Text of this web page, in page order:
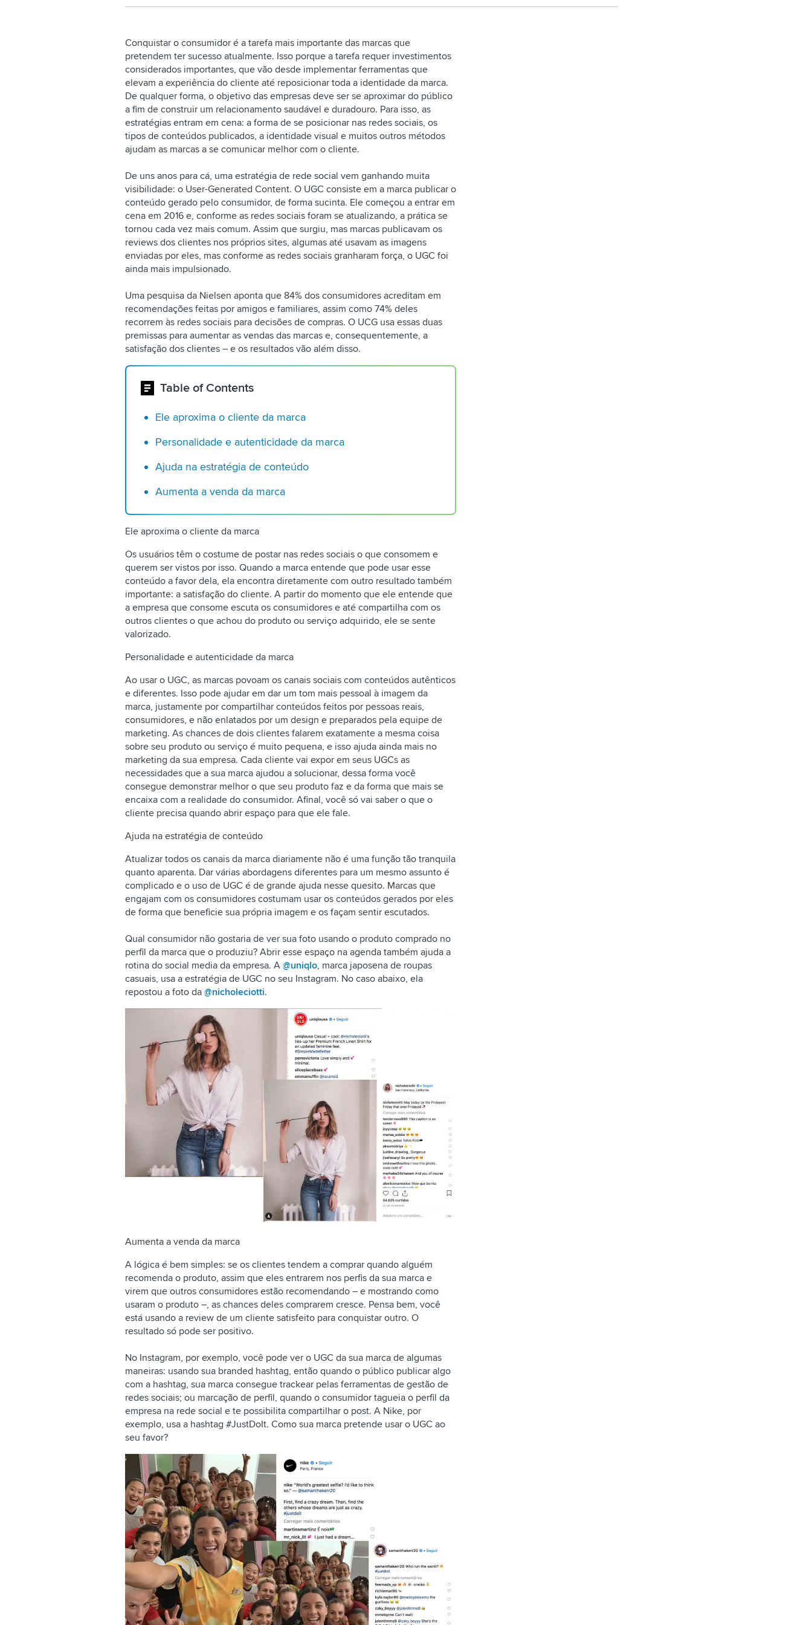
Conquistar o consumidor é a tarefa mais importante das marcas que
pretendem ter sucesso atualmente. Isso porque a tarefa requer investimentos
considerados importantes, que vão desde implementar ferramentas que
elevam a experiência do cliente até reposicionar toda a identidade da marca.
De qualquer forma, o objetivo das empresas deve ser se aproximar do público
a fim de construir um relacionamento saudável e duradouro. Para isso, as
estratégias entram em cena: a forma de se posicionar nas redes sociais, os
tipos de conteúdos publicados, a identidade visual e muitos outros métodos
ajudam as marcas a se comunicar melhor com o cliente.
De uns anos para cá, uma estratégia de rede social vem ganhando muita
visibilidade: o User-Generated Content. O UGC consiste em a marca publicar o
conteúdo gerado pelo consumidor, de forma sucinta. Ele começou a entrar em
cena em 2016 e, conforme as redes sociais foram se atualizando, a prática se
tornou cada vez mais comum. Assim que surgiu, mas marcas publicavam os
reviews dos clientes nos próprios sites, algumas até usavam as imagens
enviadas por eles, mas conforme as redes sociais granharam força, o UGC foi
ainda mais impulsionado.
Uma pesquisa da Nielsen aponta que 84% dos consumidores acreditam em
recomendações feitas por amigos e familiares, assim como 74% deles
recorrem às redes sociais para decisões de compras. O UCG usa essas duas
premissas para aumentar as vendas das marcas e, consequentemente, a
satisfação dos clientes – e os resultados vão além disso.
Table of Contents
Ele aproxima o cliente da marca
Personalidade e autenticidade da marca
Ajuda na estratégia de conteúdo
Aumenta a venda da marca
Ele aproxima o cliente da marca
Os usuários têm o costume de postar nas redes sociais o que consomem e
querem ser vistos por isso. Quando a marca entende que pode usar esse
conteúdo a favor dela, ela encontra diretamente com outro resultado também
importante: a satisfação do cliente. A partir do momento que ele entende que
a empresa que consome escuta os consumidores e até compartilha com os
outros clientes o que achou do produto ou serviço adquirido, ele se sente
valorizado.
Personalidade e autenticidade da marca
Ao usar o UGC, as marcas povoam os canais sociais com conteúdos autênticos
e diferentes. Isso pode ajudar em dar um tom mais pessoal à imagem da
marca, justamente por compartilhar conteúdos feitos por pessoas reais,
consumidores, e não enlatados por um design e preparados pela equipe de
marketing. As chances de dois clientes falarem exatamente a mesma coisa
sobre seu produto ou serviço é muito pequena, e isso ajuda ainda mais no
marketing da sua empresa. Cada cliente vai expor em seus UGCs as
necessidades que a sua marca ajudou a solucionar, dessa forma você
consegue demonstrar melhor o que seu produto faz e da forma que mais se
encaixa com a realidade do consumidor. Afinal, você só vai saber o que o
cliente precisa quando abrir espaço para que ele fale.
Ajuda na estratégia de conteúdo
Atualizar todos os canais da marca diariamente não é uma função tão tranquila
quanto aparenta. Dar várias abordagens diferentes para um mesmo assunto é
complicado e o uso de UGC é de grande ajuda nesse quesito. Marcas que
engajam com os consumidores costumam usar os conteúdos gerados por eles
de forma que beneficie sua própria imagem e os façam sentir escutados.
Qual consumidor não gostaria de ver sua foto usando o produto comprado no
perfil da marca que o produziu? Abrir esse espaço na agenda também ajuda a
rotina do social media da empresa. A @uniqlo, marca japosena de roupas
casuais, usa a estratégia de UGC no seu Instagram. No caso abaixo, ela
repostou a foto da @nicholeciotti.
Aumenta a venda da marca
A lógica é bem simples: se os clientes tendem a comprar quando alguém
recomenda o produto, assim que eles entrarem nos perfis da sua marca e
virem que outros consumidores estão recomendando – e mostrando como
usaram o produto –, as chances deles comprarem cresce. Pensa bem, você
está usando a review de um cliente satisfeito para conquistar outro. O
resultado só pode ser positivo.
No Instagram, por exemplo, você pode ver o UGC da sua marca de algumas
maneiras: usando sua branded hashtag, então quando o público publicar algo
com a hashtag, sua marca consegue trackear pelas ferramentas de gestão de
redes sociais; ou marcação de perfil, quando o consumidor tagueia o perfil da
empresa na rede social e te possibilita compartilhar o post. A Nike, por
exemplo, usa a hashtag #JustDoIt. Como sua marca pretende usar o UGC ao
seu favor?